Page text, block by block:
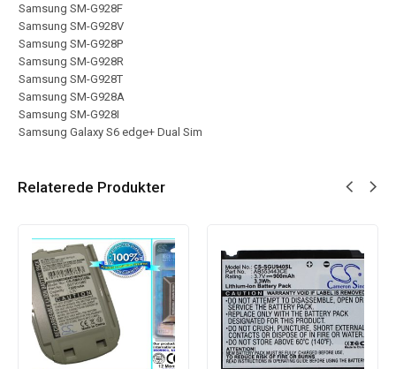
Samsung SM-G928F
Samsung SM-G928V
Samsung SM-G928P
Samsung SM-G928R
Samsung SM-G928T
Samsung SM-G928A
Samsung SM-G928I
Samsung Galaxy S6 edge+ Dual Sim
Relaterede Produkter